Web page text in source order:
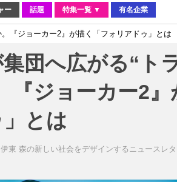
ー 話題 特集一覧 ▼ 有名企業
『ジョーカー2』が描く「フォリアドゥ」とは
団へ広がる“ト
『ジョーカー2』
とは
東 森の新しい社会をデザインするニュースレ